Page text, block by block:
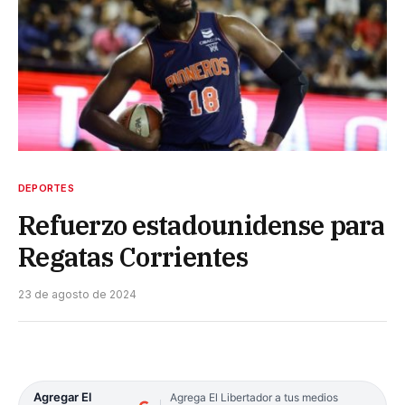
DEPORTES
Refuerzo estadounidense para
Regatas Corrientes
23 de agosto de 2024
Agregar El
Agrega El Libertador a tus medios